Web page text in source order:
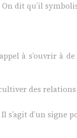
dit qu’il
à s’ouvrir à
des relations
d’un signe